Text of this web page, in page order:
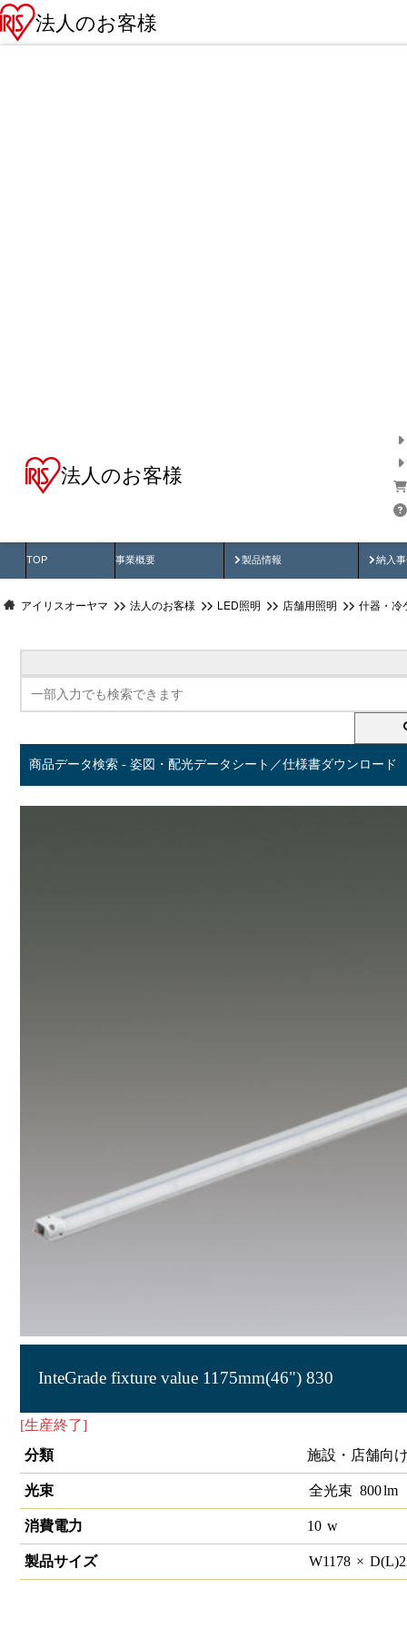
法人のお客様
法人のお客様
TOP 事業概要 製品情報
製品動画 納入
納
アイリスオーヤマ 法人のお客様 LED照明 店舗用照明 什器・冷
商品データ検索 - 姿図・配光データシート／仕様書ダウンロード
InteGrade fixture value 1175mm(46") 830
[生産終了]
分類
施設・店舗向
光束 全光束 800lm
消費電力 10 w
製品サイズ W1178 × D(L)